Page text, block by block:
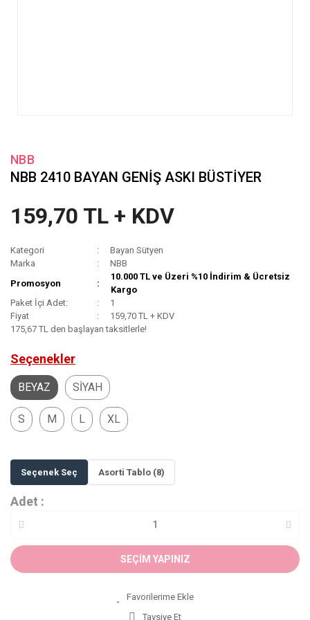
NBB
NBB 2410 BAYAN GENİŞ ASKI BÜSTİYER
159,70 TL + KDV
Kategori
Bayan Sütyen
Marka
NBB
Promosyon
10.000 TL ve Üzeri %10 İndirim & Ücretsiz
Kargo
Paket İçi Adet:
1
Fiyat
159,70 TL + KDV
175,67 TL den başlayan taksitlerle!
Seçenekler
BEYAZ SİYAH
S M L XL
Seçenek Seç Asorti Tablo (8)
Adet :
SEÇİM YAPINIZ
Tavsiye Et